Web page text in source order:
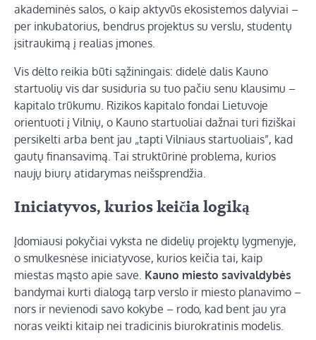
akademinės salos, o kaip aktyvūs ekosistemos dalyviai –
per inkubatorius, bendrus projektus su verslu, studentų
įsitraukimą į realias įmones.
Vis dėlto reikia būti sąžiningais: didelė dalis Kauno
startuolių vis dar susiduria su tuo pačiu senu klausimu –
kapitalo trūkumu. Rizikos kapitalo fondai Lietuvoje
orientuoti į Vilnių, o Kauno startuoliai dažnai turi fiziškai
persikelti arba bent jau „tapti Vilniaus startuoliais”, kad
gautų finansavimą. Tai struktūrinė problema, kurios
naujų biurų atidarymas neišsprendžia.
Iniciatyvos, kurios keičia logiką
Įdomiausi pokyčiai vyksta ne didelių projektų lygmenyje,
o smulkesnėse iniciatyvose, kurios keičia tai, kaip
miestas mąsto apie save. Kauno miesto savivaldybės
bandymai kurti dialogą tarp verslo ir miesto planavimo –
nors ir nevienodi savo kokybe – rodo, kad bent jau yra
noras veikti kitaip nei tradicinis biurokratinis modelis.